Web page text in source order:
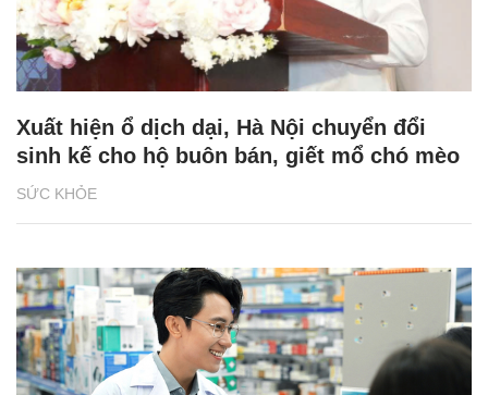
SỨC KHỎE
Xuất hiện ổ dịch dại, Hà Nội chuyển đổi
sinh kế cho hộ buôn bán, giết mổ chó mèo